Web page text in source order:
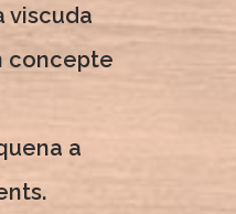
viscuda
concepte
a